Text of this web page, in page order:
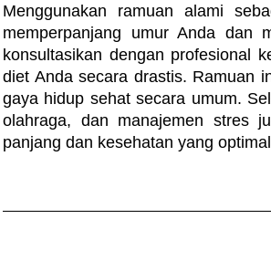
Menggunakan ramuan alami
memperpanjang umur Anda dan
konsultasikan dengan profesional
diet Anda secara drastis. Ramuan
gaya hidup sehat secara umum.
olahraga, dan manajemen stres
panjang dan kesehatan yang